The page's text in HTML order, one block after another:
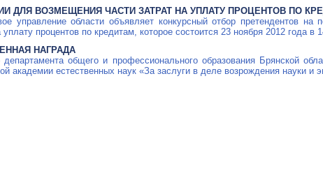
ДЛЯ ВОЗМЕЩЕНИЯ ЧАСТИ ЗАТРАТ НА УПЛАТУ ПРОЦЕНТОВ ПО
управление области объявляет конкурсный отбор претендентов
уплату процентов по кредитам, которое состоится 23 ноября 2012 года в
НАГРАДА
департамента общего и профессионального образования Брянской
академии естественных наук «За заслуги в деле возрождения науки и